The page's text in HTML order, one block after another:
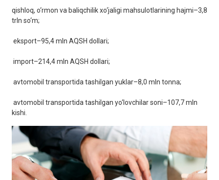
qishloq, o‘rmon va baliqchilik xo‘jaligi mahsulotlarining hajmi–3,8
trln so‘m;
eksport–95,4 mln AQSH dollari;
import–214,4 mln AQSH dollari;
avtomobil transportida tashilgan yuklar–8,0 mln tonna;
avtomobil transportida tashilgan yo‘lovchilar soni–107,7 mln
kishi.